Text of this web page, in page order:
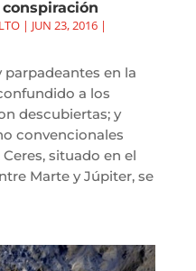
| JUN 23, 2016|
en la
a los
descubiertas; y
convencionales
situado en el
Marte y Júpiter, se